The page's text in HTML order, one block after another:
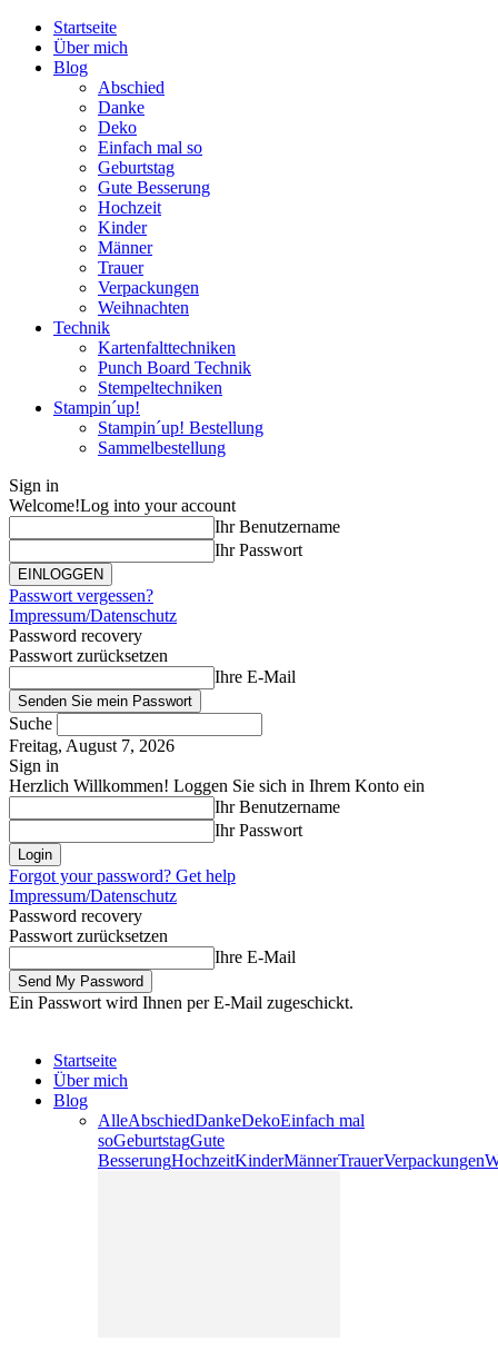
Startseite
Über mich
Blog
Abschied
Danke
Deko
Einfach mal so
Geburtstag
Gute Besserung
Hochzeit
Kinder
Männer
Trauer
Verpackungen
Weihnachten
Technik
Kartenfalttechniken
Punch Board Technik
Stempeltechniken
Stampin´up!
Stampin´up! Bestellung
Sammelbestellung
Sign in
Welcome!Log into your account
Ihr Benutzername
Ihr Passwort
Passwort vergessen?
Impressum/Datenschutz
Password recovery
Passwort zurücksetzen
Ihre E-Mail
Suche
Freitag, August 7, 2026
Sign in
Herzlich Willkommen! Loggen Sie sich in Ihrem Konto ein
Ihr Benutzername
Ihr Passwort
Forgot your password? Get help
Impressum/Datenschutz
Password recovery
Passwort zurücksetzen
Ihre E-Mail
Ein Passwort wird Ihnen per E-Mail zugeschickt.
Startseite
Über mich
Blog
AlleAbschiedDankeDekoEinfach mal
soGeburtstagGute
BesserungHochzeitKinderMännerTrauerVerpackungen